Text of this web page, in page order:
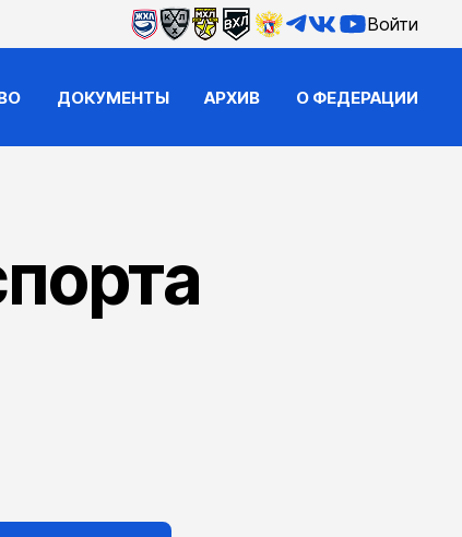
Войти
ДОКУМЕНТЫ АРХИВ О ФЕДЕРАЦИИ